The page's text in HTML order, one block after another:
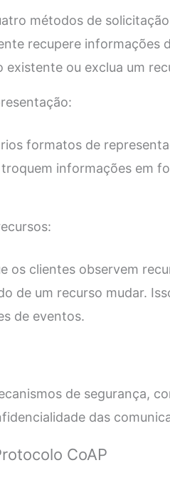
métodos de
recupere informações
existente ou exclua um
formatos de
informações em
os clientes observem
de um recurso mudar.
de eventos.
de segurança,
das
CoAP